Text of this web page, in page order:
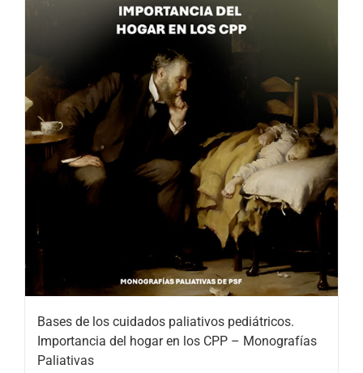
Bases de los cuidados paliativos pediátricos.
Importancia del hogar en los CPP – Monografías
Paliativas